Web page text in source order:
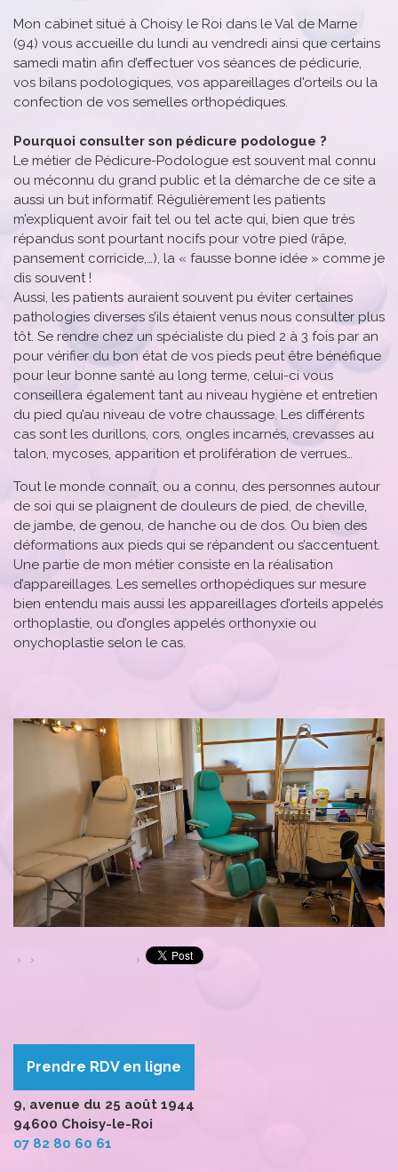
Mon cabinet situé à Choisy le Roi dans le Val de Marne
(94) vous accueille du lundi au vendredi ainsi que certains
samedi matin afin d’effectuer vos séances de pédicurie,
vos bilans podologiques, vos appareillages d'orteils ou la
confection de vos semelles orthopédiques.
Pourquoi consulter son pédicure podologue ?
Le métier de Pédicure-Podologue est souvent mal connu
ou méconnu du grand public et la démarche de ce site a
aussi un but informatif. Régulièrement les patients
m’expliquent avoir fait tel ou tel acte qui, bien que très
répandus sont pourtant nocifs pour votre pied (râpe,
pansement corricide,…), la « fausse bonne idée » comme je
dis souvent !
Aussi, les patients auraient souvent pu éviter certaines
pathologies diverses s’ils étaient venus nous consulter plus
tôt. Se rendre chez un spécialiste du pied 2 à 3 fois par an
pour vérifier du bon état de vos pieds peut être bénéfique
pour leur bonne santé au long terme, celui-ci vous
conseillera également tant au niveau hygiène et entretien
du pied qu’au niveau de votre chaussage. Les différents
cas sont les durillons, cors, ongles incarnés, crevasses au
talon, mycoses, apparition et prolifération de verrues…
Tout le monde connaît, ou a connu, des personnes autour
de soi qui se plaignent de douleurs de pied, de cheville,
de jambe, de genou, de hanche ou de dos. Ou bien des
déformations aux pieds qui se répandent ou s’accentuent.
Une partie de mon métier consiste en la réalisation
d’appareillages. Les semelles orthopédiques sur mesure
bien entendu mais aussi les appareillages d’orteils appelés
orthoplastie, ou d’ongles appelés orthonyxie ou
onychoplastie selon le cas.
Prendre RDV en ligne
9, avenue du 25 août 1944
94600 Choisy-le-Roi
07 82 80 60 61